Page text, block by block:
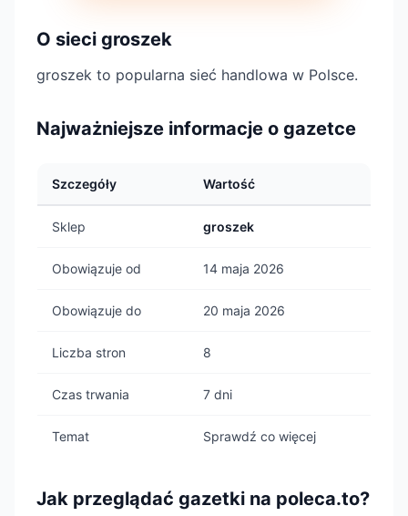
O sieci groszek
groszek to popularna sieć handlowa w Polsce.
Najważniejsze informacje o gazetce
Szczegóły Wartość
Sklep groszek
Obowiązuje od 14 maja 2026
Obowiązuje do 20 maja 2026
Liczba stron 8
Czas trwania 7 dni
Temat Sprawdź co więcej
Jak przeglądać gazetki na poleca.to?